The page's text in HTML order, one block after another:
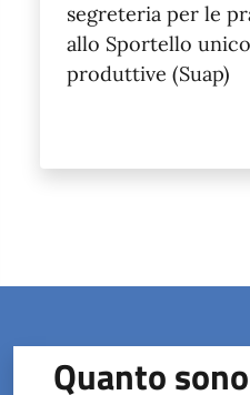
segreteria per le
allo Sportello
produttive (Suap)
Quanto